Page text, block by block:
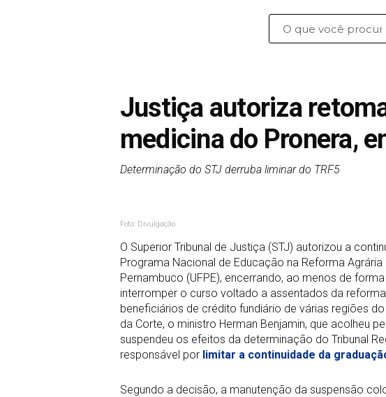
Justiça autoriza
medicina do Pronera,
Determinação do STJ derruba liminar do TRF5
Foto: Divulgação
O Superior Tribunal de Justiça (STJ) autorizou a
Programa Nacional de Educação na Reforma
Pernambuco (UFPE), encerrando, ao menos de
interromper o curso voltado a assentados da
beneficiários de crédito fundiário de várias regiões
da Corte, o ministro Herman Benjamin, que acolheu
suspendeu os efeitos da determinação do Tribunal
responsável por limitar a continuidade da
Segundo a decisão, a manutenção da suspensão